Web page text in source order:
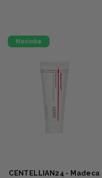
Novinka
CENTELLIAN24 - Madeca